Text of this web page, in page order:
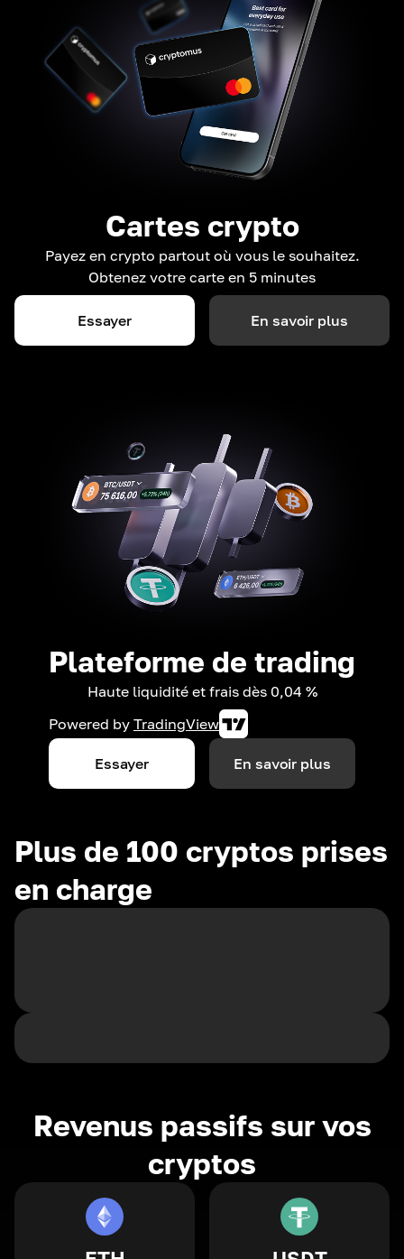
Cartes crypto
Payez en crypto partout où vous le souhaitez.
Obtenez votre carte en 5 minutes
Essayer En savoir plus
Plateforme de trading
Haute liquidité et frais dès 0,04 %
Powered by TradingView
Essayer En savoir plus
Plus de 100 cryptos prises
en charge
Revenus passifs sur vos
cryptos